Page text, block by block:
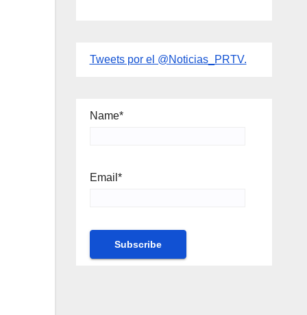
Tweets por el @Noticias_PRTV.
Name*
Email*